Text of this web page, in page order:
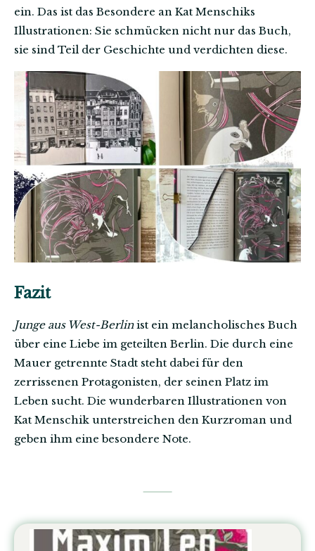
ein. Das ist das Besondere an Kat Menschiks
Illustrationen: Sie schmücken nicht nur das Buch,
sie sind Teil der Geschichte und verdichten diese.
Fazit
Junge aus West-Berlinist ein melancholisches Buch
über eine Liebe im geteilten Berlin. Die durch eine
Mauer getrennte Stadt steht dabei für den
zerrissenen Protagonisten, der seinen Platz im
Leben sucht. Die wunderbaren Illustrationen von
Kat Menschik unterstreichen den Kurzroman und
geben ihm eine besondere Note.